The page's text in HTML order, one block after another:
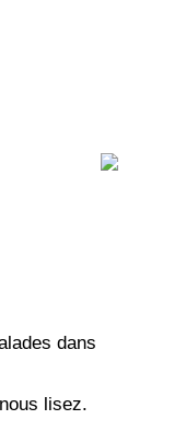
dans
lisez.